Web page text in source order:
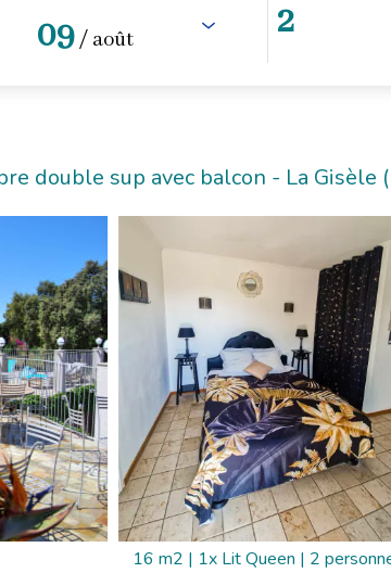
09/ août
double sup avec balcon - La Gisèle
16 m2 | 1x Lit Queen | 2